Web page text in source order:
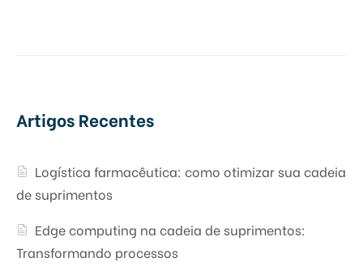
Artigos Recentes
Logística farmacêutica: como otimizar sua cadeia
de suprimentos
Edge computing na cadeia de suprimentos:
Transformando processos